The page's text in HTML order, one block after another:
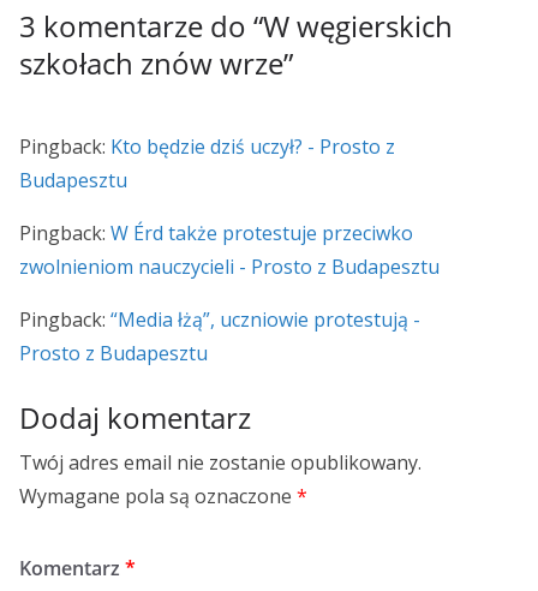
3 komentarze do “W węgierskich
szkołach znów wrze”
Pingback: Kto będzie dziś uczył? - Prosto z
Budapesztu
Pingback: W Érd także protestuje przeciwko
zwolnieniom nauczycieli - Prosto z Budapesztu
Pingback: “Media łżą”, uczniowie protestują -
Prosto z Budapesztu
Dodaj komentarz
Twój adres email nie zostanie opublikowany.
Wymagane pola są oznaczone *
Komentarz *